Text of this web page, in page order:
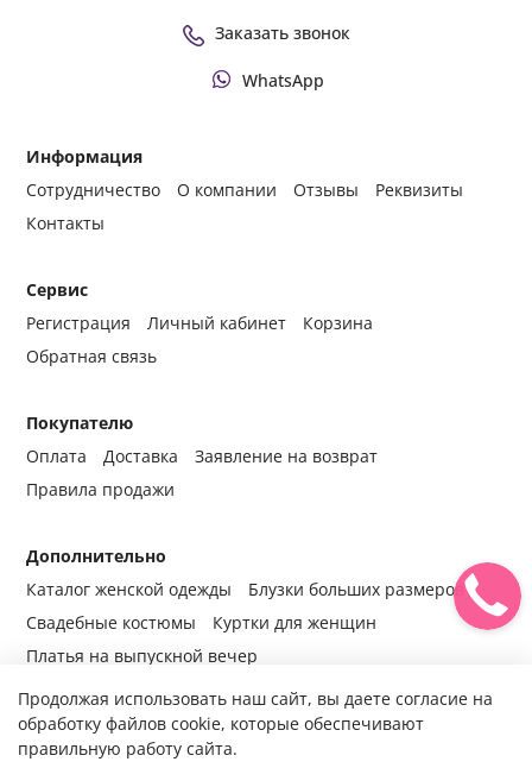
Информация
Сотрудничество
О компании Отзывы
Реквизиты
Контакты
Сервис
Регистрация
Личный кабинет
Корзина
Обратная связь
Покупателю
Оплата
Доставка
Заявление на возврат
Правила продажи
Дополнительно
Каталог женской одежды
Блузки больших размеров
Свадебные костюмы
Куртки для женщин
Платья на выпускной вечер
Заказать звонок
WhatsApp
© 2014-2024 Все права защищены.
Продолжая использовать наш сайт, вы даете согласие на
обработку файлов cookie, которые обеспечивают
правильную работу сайта.